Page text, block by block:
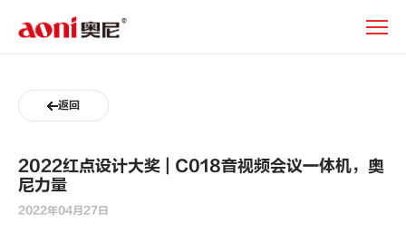
动
返回
2022红点设计大奖 | C018音视频会议一体机，奥
尼力量
2022年04月27日